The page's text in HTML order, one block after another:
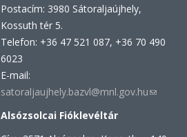
Postacím: 3980 Sátoraljaújhely,
Kossuth tér 5.
Telefon: +36 47 521 087, +36 70 490
6023
E-mail:
satoraljaujhely.bazvl@mnl.gov.hu(link
Alsózsolcai Fióklevéltár